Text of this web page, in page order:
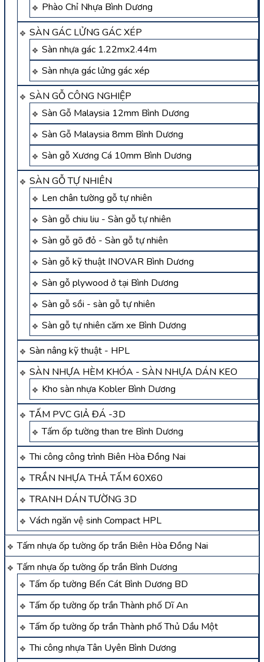
Phào Chỉ Nhựa Bình Dương
SÀN GÁC LỬNG GÁC XÉP
Sàn nhựa gác 1.22mx2.44m
Sàn nhựa gác lửng gác xép
SÀN GỖ CÔNG NGHIỆP
Sàn Gỗ Malaysia 12mm Bình Dương
Sàn Gỗ Malaysia 8mm Bình Dương
Sàn gỗ Xương Cá 10mm Bình Dương
SÀN GỖ TỰ NHIÊN
Len chân tường gỗ tự nhiên
Sàn gỗ chiu liu - Sàn gỗ tự nhiên
Sàn gỗ gõ đỏ - Sàn gỗ tự nhiên
Sàn gỗ kỹ thuật INOVAR Bình Dương
Sàn gỗ plywood ở tại Bình Dương
Sàn gỗ sồi - sàn gỗ tự nhiên
Sàn gỗ tự nhiên căm xe Bình Dương
Sàn nâng kỹ thuật - HPL
SÀN NHỰA HÈM KHÓA - SÀN NHỰA DÁN KEO
Kho sàn nhựa Kobler Bình Dương
TẤM PVC GIẢ ĐÁ -3D
Tấm ốp tường than tre Bình Dương
Thi công công trình Biên Hòa Đồng Nai
TRẦN NHỰA THẢ TẤM 60X60
TRANH DÁN TƯỜNG 3D
Vách ngăn vệ sinh Compact HPL
Tấm nhựa ốp tường ốp trần Biên Hòa Đồng Nai
Tấm nhựa ốp tường ốp trần Bình Dương
Tấm ốp tường Bến Cát Bình Dương BD
Tấm ốp tường ốp trần Thành phố Dĩ An
Tấm ốp tường ốp trần Thành phố Thủ Dầu Một
Thi công nhựa Tân Uyên Bình Dương